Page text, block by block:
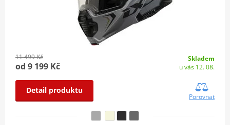
11 499 Kč
od 9 199 Kč
Skladem
u vás 12. 08.
Detail produktu
Porovnat